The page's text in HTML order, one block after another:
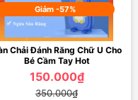
Giảm -57%
Chải Đánh Răng Chữ U Cho
Bé Cầm Tay Hot
150.000₫
350.000₫